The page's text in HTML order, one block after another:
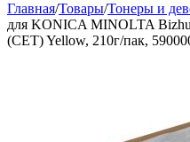
Главная/Товары/Тонеры и
для KONICA MINOLTA
(CET) Yellow, 210г/пак,